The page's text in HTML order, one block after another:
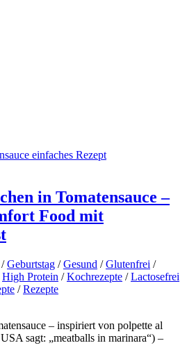
in Tomatensauce –
Food mit
/Geburtstag /Gesund /Glutenfrei /
High Protein /Kochrezepte /Lactosefrei
/Rezepte
– inspiriert von polpette al
sagt: „meatballs in marinara“) –